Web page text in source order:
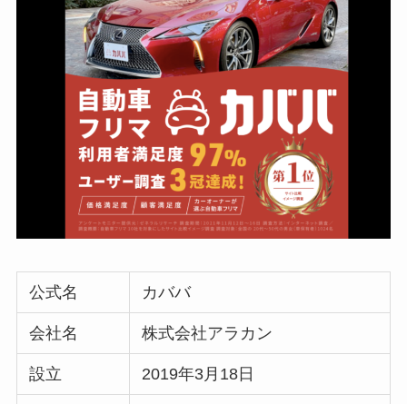
公式名 カババ
会社名 株式会社アラカン
設立 2019年3月18日